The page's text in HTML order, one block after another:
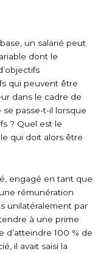
un salarié peut
dont le
qui peuvent être
dans le cadre de
passe-t-il lorsque
? Quel est le
qui doit alors être
engagé en tant que
rémunération
unilatéralement par
à une prime
d’atteindre 100 % de
il avait saisi la